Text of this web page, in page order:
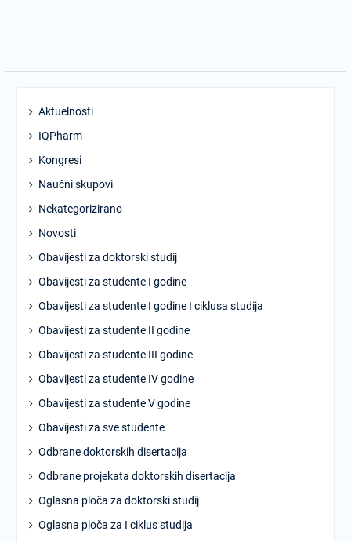
Aktuelnosti
IQPharm
Kongresi
Naučni skupovi
Nekategorizirano
Novosti
Obavijesti za doktorski studij
Obavijesti za studente I godine
Obavijesti za studente I godine I ciklusa studija
Obavijesti za studente II godine
Obavijesti za studente III godine
Obavijesti za studente IV godine
Obavijesti za studente V godine
Obavijesti za sve studente
Odbrane doktorskih disertacija
Odbrane projekata doktorskih disertacija
Oglasna ploča za doktorski studij
Oglasna ploča za I ciklus studija